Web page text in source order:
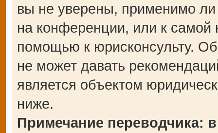
вы не уверены, применимо ли
на конференции, или к самой
помощью к юрисконсульту.
не может давать
является объектом
ниже.
Примечание переводчика: